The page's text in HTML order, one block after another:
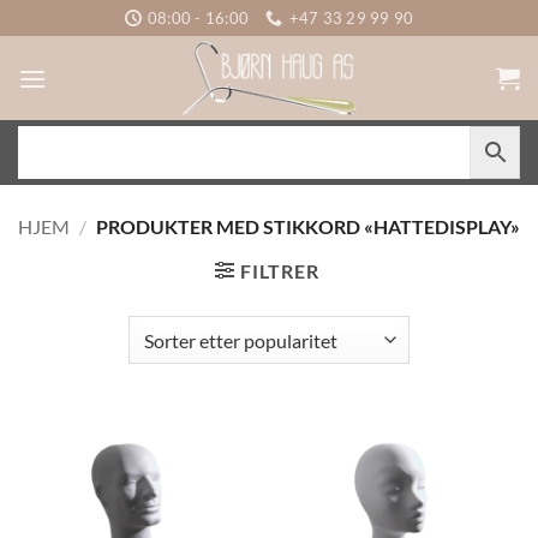
to
content
08:00 - 16:00 +47 33 29 99 90
HJEM / PRODUKTER MED STIKKORD «HATTEDISPLAY»
FILTRER